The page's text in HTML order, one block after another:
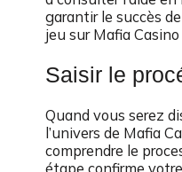
garantir le succès
jeu sur Mafia Casino
Saisir le
Quand vous serez
l’univers de Mafia
comprendre le
étape confirme